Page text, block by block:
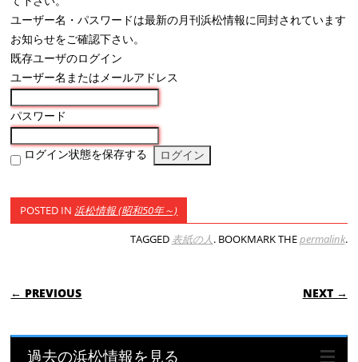
ユーザー名・パスワードは最新の月刊浜松情報に同封されています
お知らせをご確認下さい。
既存ユーザのログイン
ユーザー名またはメールアドレス
パスワード
ログイン状態を保存する
POSTED IN 浜松情報 (昭和50年～)
TAGGED 表紙の人. BOOKMARK THEpermalink.
POST NAVIGATION
← PREVIOUS NEXT →
過去の浜松情報を見る